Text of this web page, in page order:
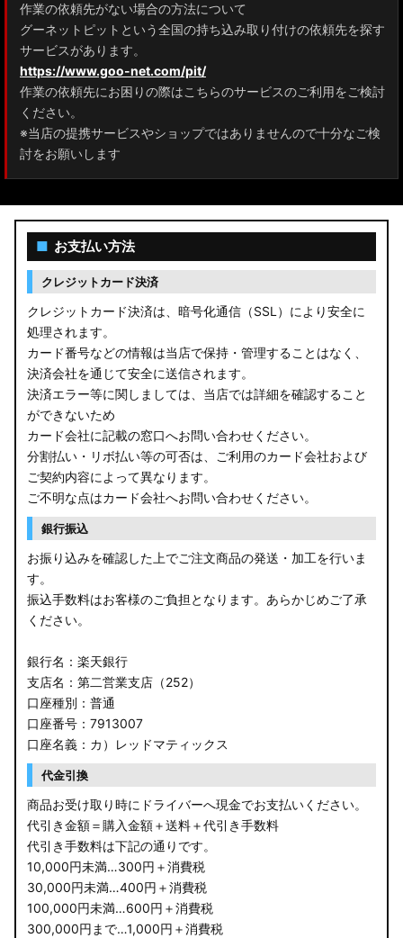
作業の依頼先がない場合の方法について
グーネットピットという全国の持ち込み取り付けの依頼先を探す
サービスがあります。
https://www.goo-net.com/pit/
作業の依頼先にお困りの際はこちらのサービスのご利用をご検討
ください。
※当店の提携サービスやショップではありませんので十分なご検
討をお願いします
■ お支払い方法
クレジットカード決済
クレジットカード決済は、暗号化通信（SSL）により安全に
処理されます。
カード番号などの情報は当店で保持・管理することはなく、
決済会社を通じて安全に送信されます。
決済エラー等に関しましては、当店では詳細を確認すること
ができないため
カード会社に記載の窓口へお問い合わせください。
分割払い・リボ払い等の可否は、ご利用のカード会社および
ご契約内容によって異なります。
ご不明な点はカード会社へお問い合わせください。
銀行振込
お振り込みを確認した上でご注文商品の発送・加工を行いま
す。
振込手数料はお客様のご負担となります。あらかじめご了承
ください。
銀行名：楽天銀行
支店名：第二営業支店（252）
口座種別：普通
口座番号：7913007
口座名義：カ）レッドマティックス
代金引換
商品お受け取り時にドライバーへ現金でお支払いください。
代引き金額＝購入金額＋送料＋代引き手数料
代引き手数料は下記の通りです。
10,000円未満…300円＋消費税
30,000円未満…400円＋消費税
100,000円未満…600円＋消費税
300,000円まで…1,000円＋消費税